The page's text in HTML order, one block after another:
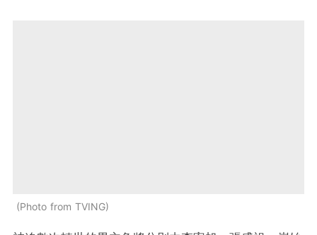
Photo from TVING